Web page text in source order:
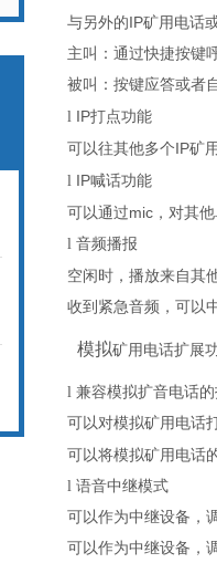
与另外的IP矿用电话
主叫 ：通过快捷按键
被叫 ：按键应答或者
l IP打点功能
可以往其他多个IP矿
l IP喊话功能
可以通过mic ，对其
l 音频播报
空闲时，播放来自其
收到紧急音频，可以
模拟矿用电话扩展
l 兼容模拟扩音电话
可以对模拟矿用电话
可以将模拟矿用电话
l 语音中继模式
可以作为中继设备，
可以作为中继设备，